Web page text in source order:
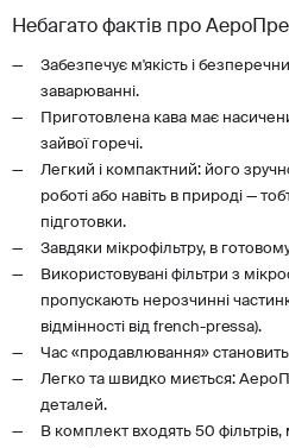
Небагато фактів про
Забезпечує м'якість і
заварюванні.
Приготовлена кава має
зайвої горечі.
Легкий і компактний: його
роботі або навіть в природі —
підготовки.
Завдяки мікрофільтру, в
Використовувані фільтри з
пропускають нерозчинні
відмінності від french-pressa).
Час «продавлювання»
Легко та швидко миється:
деталей.
В комплект входять 50